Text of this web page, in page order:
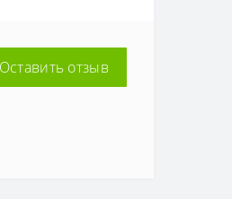
Оставить отзыв